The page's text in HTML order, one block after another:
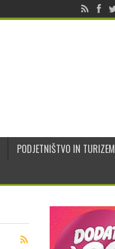
PODJETNIŠTVO IN TURIZEM